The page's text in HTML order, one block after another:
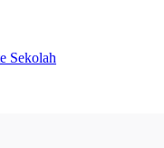
Sekolah